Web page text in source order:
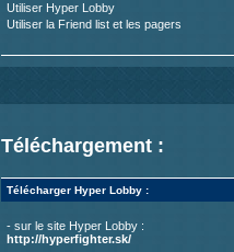
Utiliser Hyper Lobby
Utiliser la Friend list et les pagers
Téléchargement :
Télécharger Hyper Lobby :
- sur le site Hyper Lobby :
http://hyperfighter.sk/